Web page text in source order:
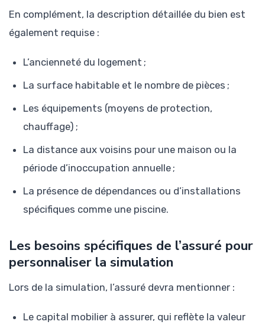
En complément, la description détaillée du bien est
également requise :
L’ancienneté du logement ;
La surface habitable et le nombre de pièces ;
Les équipements (moyens de protection,
chauffage) ;
La distance aux voisins pour une maison ou la
période d’inoccupation annuelle ;
La présence de dépendances ou d’installations
spécifiques comme une piscine.
Les besoins spécifiques de l’assuré pour
personnaliser la simulation
Lors de la simulation, l’assuré devra mentionner :
Le capital mobilier à assurer, qui reflète la valeur